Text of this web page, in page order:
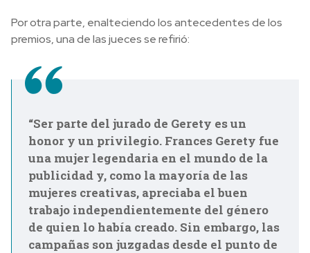
Por otra parte, enalteciendo los antecedentes de los
premios, una de las jueces se refirió:
“Ser parte del jurado de Gerety es un
honor y un privilegio. Frances Gerety fue
una mujer legendaria en el mundo de la
publicidad y, como la mayoría de las
mujeres creativas, apreciaba el buen
trabajo independientemente del género
de quien lo había creado. Sin embargo, las
campañas son juzgadas desde el punto de